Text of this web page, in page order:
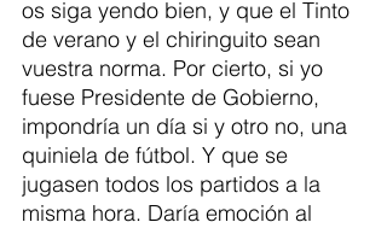
os siga yendo bien, y que el Tinto
de verano y el chiringuito sean
vuestra norma. Por cierto, si yo
fuese Presidente de Gobierno,
impondría un día si y otro no, una
quiniela de fútbol. Y que se
jugasen todos los partidos a la
misma hora. Daría emoción al